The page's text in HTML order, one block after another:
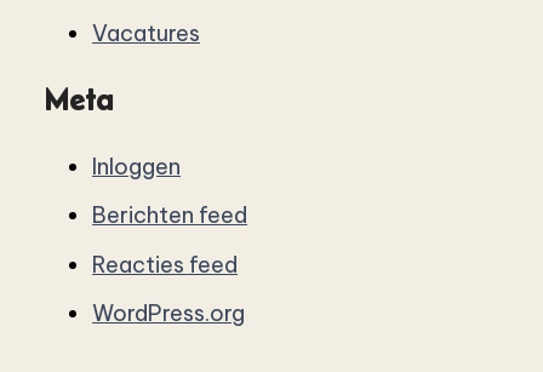
Vacatures
Meta
Inloggen
Berichten feed
Reacties feed
WordPress.org